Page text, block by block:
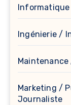
Ingénierie /
Marketing /
Journaliste